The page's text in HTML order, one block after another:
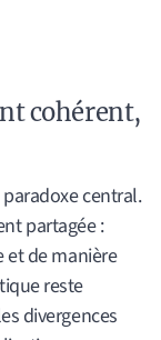
cohérent,
central.
partagée :
et de manière
reste
divergences